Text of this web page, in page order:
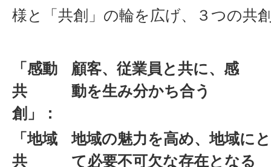
様と「共創」の輪を広げ、３つの共
「感動
共
創」：
顧客、従業員と共に、感
動を生み分かち合う
「地域
共
地域の魅力を高め、地域に
て必要不可欠な存在となる